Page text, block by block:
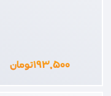
۱۹۳,۵۰۰تومان